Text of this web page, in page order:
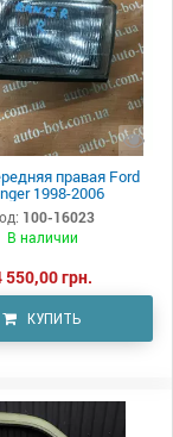
правая Ford
1998-2006
100-16023
В наличии
550,00 грн.
КУПИТЬ